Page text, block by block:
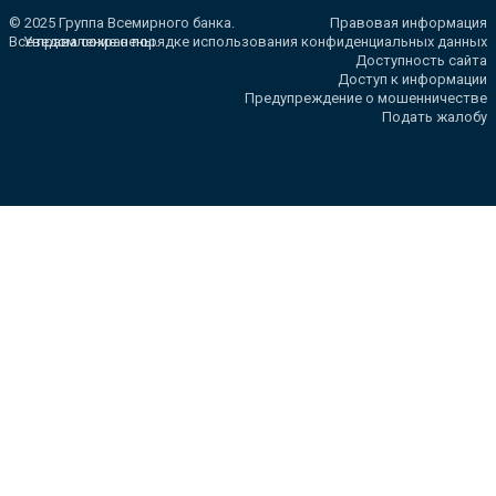
© 2025 Группа Всемирного банка.
Все права сохранены.
Правовая информация
Уведомление о порядке использования конфиденциальных данных
Доступность сайта
Доступ к информации
Предупреждение о мошенничестве
Подать жалобу